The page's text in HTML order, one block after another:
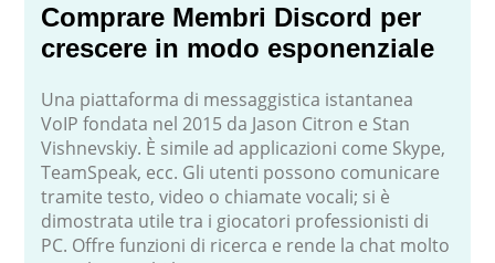
Comprare Membri Discord per
crescere in modo esponenziale
Una piattaforma di messaggistica istantanea
VoIP fondata nel 2015 da Jason Citron e Stan
Vishnevskiy. È simile ad applicazioni come Skype,
TeamSpeak, ecc. Gli utenti possono comunicare
tramite testo, video o chiamate vocali; si è
dimostrata utile tra i giocatori professionisti di
PC. Offre funzioni di ricerca e rende la chat molto